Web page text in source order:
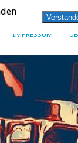
IMPRESSUM